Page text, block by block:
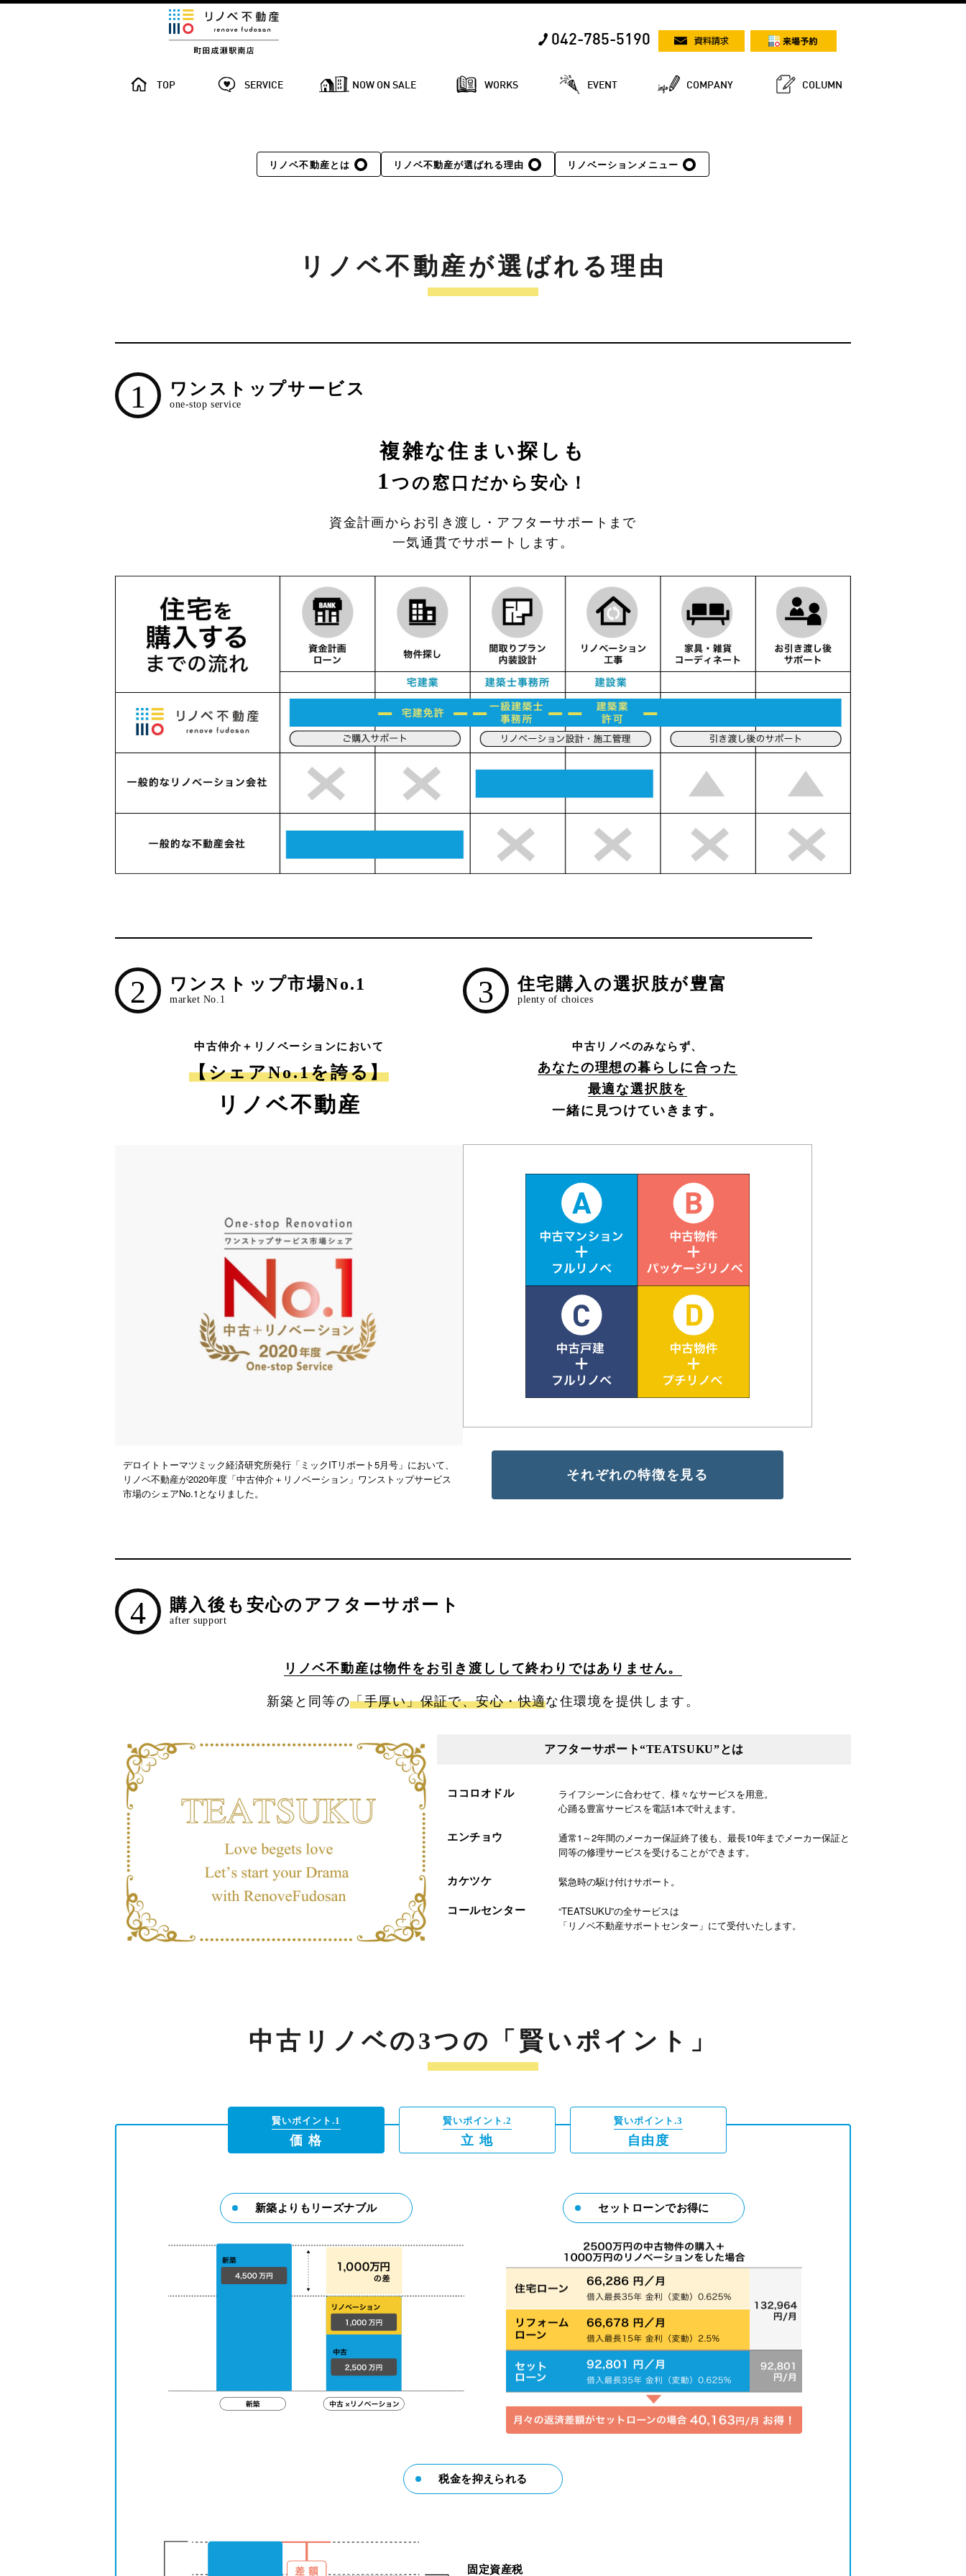
042-785-5190
TOP SERVICE NOW ON SALE WORKS EVENT COMPANY COLUMN
リノベ不動産とは リノベ不動産が選ばれる理由 リノベーションメニュー
リノベ不動産が選ばれる理由
1 ワンストップサービス
複雑な住まい探しも
1つの窓口だから安心！
資金計画からお引き渡し・アフターサポートまで
一気通貫でサポートします。
2 ワンストップ市場No.1
中古仲介＋リノベーションにおいて
【シェアNo.1を誇る】
リノベ不動産
デロイトトーマツミック経済研究所発行「ミックITリポート5月号」において、
リノベ不動産が2020年度「中古仲介＋リノベーション」ワンストップサービス
市場のシェアNo.1となりました。
3 住宅購入の選択肢が豊富
中古リノベのみならず、
あなたの理想の暮らしに合った
最適な選択肢を
一緒に見つけていきます。
それぞれの特徴を見る
4 購入後も安心のアフターサポート
リノベ不動産は物件をお引き渡しして終わりではありません。
新築と同等の「手厚い」保証で、安心・快適な住環境を提供します。
アフターサポート“TEATSUKU”とは
ココロオドル
ライフシーンに合わせて、様々なサービスを用意。
心踊る豊富サービスを電話1本で叶えます。
エンチョウ
通常1～2年間のメーカー保証終了後も、最長10年までメーカー保証と
同等の修理サービスを受けることができます。
カケツケ 緊急時の駆け付けサポート。
コールセンター
“TEATSUKU”の全サービスは
「リノベ不動産サポートセンター」にて受付いたします。
中古リノベの3つの「賢いポイント」
賢いポイント.1
価 格
賢いポイント.2
立 地
賢いポイント.3
自由度
新築よりもリーズナブル セットローンでお得に
税金を抑えられる
固定資産税